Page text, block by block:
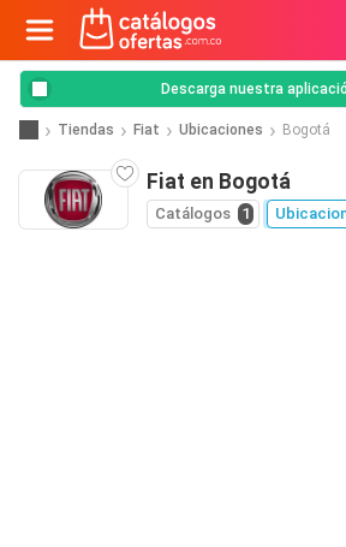
Descarga nuestra
Tiendas Fiat Ubicaciones Bogotá
Fiat en Bogotá
Catálogos 1